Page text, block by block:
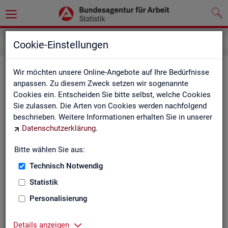
Cookie-Einstellungen
Wir möchten unsere Online-Angebote auf Ihre Bedürfnisse
anpassen. Zu diesem Zweck setzen wir sogenannte
Cookies ein. Entscheiden Sie bitte selbst, welche Cookies
Sie zulassen. Die Arten von Cookies werden nachfolgend
beschrieben. Weitere Informationen erhalten Sie in unserer
Datenschutzerklärung.
Bitte wählen Sie aus:
Technisch Notwendig
Statistik
Personalisierung
Details anzeigen
Kon­takt
Nut­zen Sie die Mög­lich­keit mit uns in Kon­takt zu tre­ten!
Sie haben Fra­gen zum An­ge­bot?
Sie be­nö­ti­gen auf Ihre Fra­ge­stel­lung zu­ge­schnit­te­ne Son­der­
Ihr Sta­tis­tik-Ser­vice hilft Ihnen wei­ter!
Zen­tra­ler Sta­tis­tik-Ser­vice